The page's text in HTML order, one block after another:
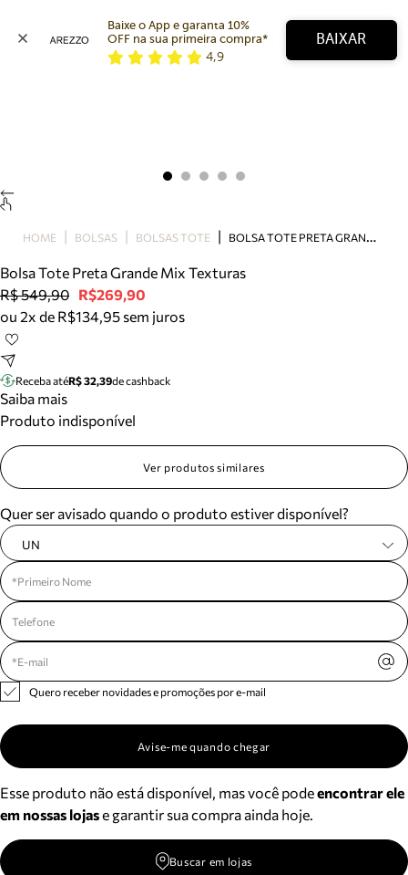
Bolsa
Tamanco
Tênis
Mule
Tire dúvidas sobre pedidos, devoluções e mais.
Meus pedidos
Acompanhe seus pedidos e solicite devoluções.
Baixe o App e garanta 10%
OFF na sua primeira compra*
4,9
BAIXAR
HOME BOLSAS BOLSAS TOTE B
OLSA TOTE PRETA GRANDE MIX TEXTURAS
Bolsa Tote Preta Grande Mix Texturas
R$ 549,90 R$269,90
ou 2x de R$134,95 sem juros
Receba atéR$ 32,39de cashback
Saiba mais
Produto indisponível
Ver produtos similares
Quer ser avisado quando o produto estiver disponível?
UN
Quero receber novidades e promoções por e-mail
Avise-me quando chegar
Esse produto não está disponível, mas você podeencontrar ele
em nossas lojase garantir sua compra ainda hoje.
Buscar em lojas